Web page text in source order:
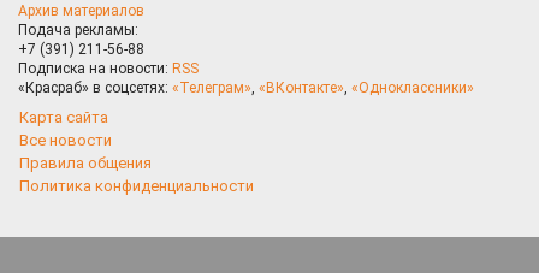
Архив материалов
Подача рекламы:
+7 (391) 211-56-88
Подписка на новости: RSS
«Красраб» в соцсетях: «Телеграм», «ВКонтакте», «Одноклассники»
Карта сайта
Все новости
Правила общения
Политика конфиденциальности